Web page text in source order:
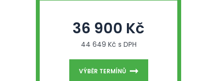
36 900 Kč
44 649 Kč s DPH
VÝBĚR TERMÍNŮ